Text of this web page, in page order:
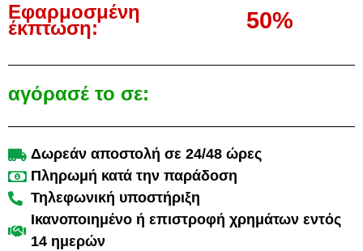
Εφαρμοσμένη
έκπτωση: 50%
αγόρασέ το σε:
Δωρεάν αποστολή σε 24/48 ώρες
Πληρωμή κατά την παράδοση
Τηλεφωνική υποστήριξη
Ικανοποιημένο ή επιστροφή χρημάτων εντός
14 ημερών